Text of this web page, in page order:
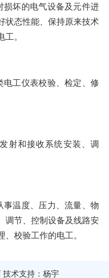
损坏的电气设备及元件进
状态性能、保持原来技术
。
工仪表校验、检定、修
射和接收系统安装、调
温度、压力、流量、物
调节、控制设备及线路安
校验工作的电工。
技术支持：杨宇